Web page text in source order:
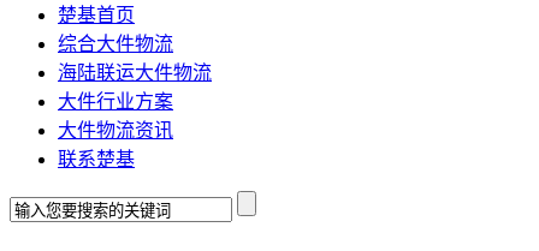
楚基首页
综合大件物流
海陆联运大件物流
大件行业方案
大件物流资讯
联系楚基